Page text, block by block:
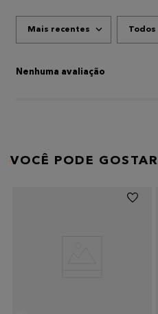
Endereço de email
Mais recentes Todos
Nenhuma avaliação
VOCÊ PODE GOSTAR